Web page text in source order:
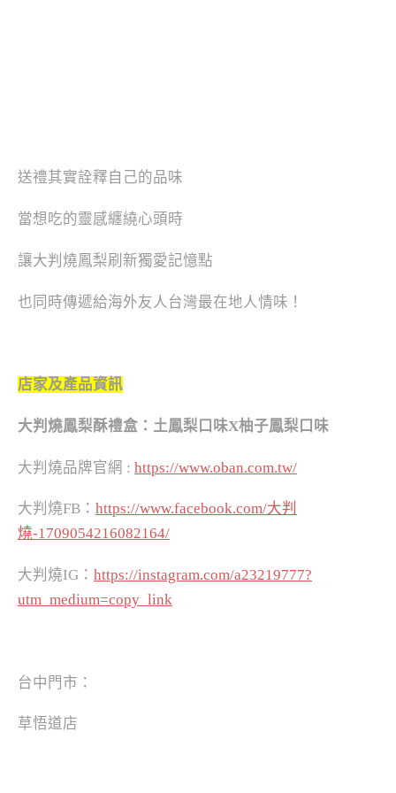
送禮其實詮釋自己的品味
當想吃的靈感纏繞心頭時
讓大判燒鳳梨刷新獨愛記憶點
也同時傳遞給海外友人台灣最在地人情味！
店家及產品資訊
大判燒鳳梨酥禮盒：土鳳梨口味X柚子鳳梨口味
大判燒品牌官網 : https://www.oban.com.tw/
大判燒FB： https://www.facebook.com/大判
燒-1709054216082164/
大判燒IG： https://instagram.com/a23219777?
utm_medium=copy_link
台中門市：
草悟道店